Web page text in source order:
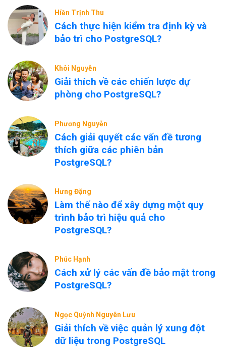
Hiền Trịnh Thu
Cách thực hiện kiểm tra định kỳ và
bảo trì cho PostgreSQL?
Khôi Nguyễn
Giải thích về các chiến lược dự
phòng cho PostgreSQL?
Phương Nguyễn
Cách giải quyết các vấn đề tương
thích giữa các phiên bản
PostgreSQL?
Hưng Đặng
Làm thế nào để xây dựng một quy
trình bảo trì hiệu quả cho
PostgreSQL?
Phúc Hạnh
Cách xử lý các vấn đề bảo mật trong
PostgreSQL?
Ngọc Quỳnh Nguyên Lưu
Giải thích về việc quản lý xung đột
dữ liệu trong PostgreSQL